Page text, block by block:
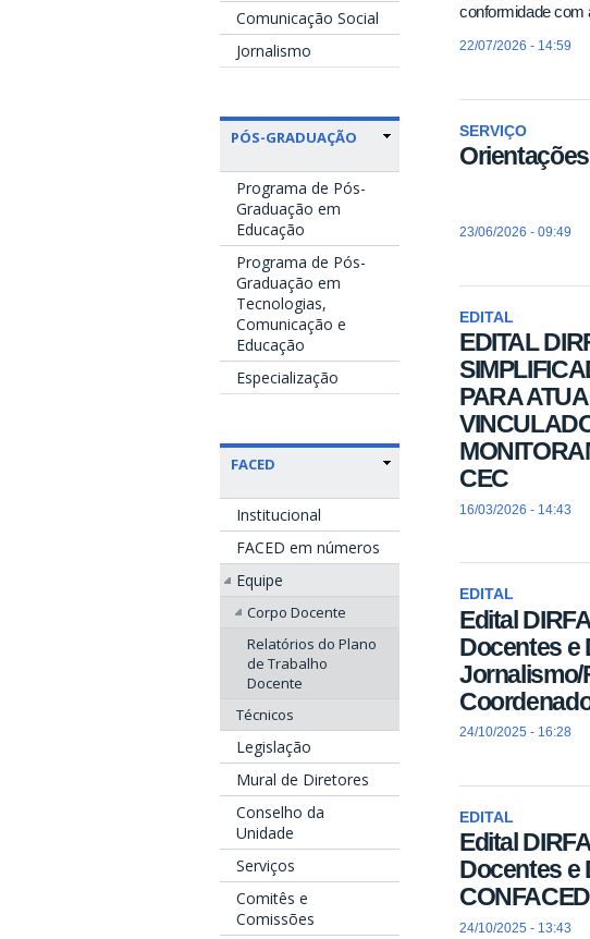
Comunicação Social
Jornalismo
PÓS-GRADUAÇÃO
Programa de Pós-
Graduação em
Educação
Programa de Pós-
Graduação em
Tecnologias,
Comunicação e
Educação
Especialização
FACED
Institucional
FACED em números
Equipe
Corpo Docente
Relatórios do Plano
de Trabalho
Docente
Técnicos
Legislação
Mural de Diretores
Conselho da
Unidade
Serviços
Comitês e
Comissões
conformidade com
22/07/2026 - 14:59
SERVIÇO
23/06/2026 - 09:49
EDITAL
EDITAL
PARA
CEC
16/03/2026 - 14:43
EDITAL
Edital
Docentes e
Jornalismo/
24/10/2025 - 16:28
EDITAL
Edital
Docentes e
24/10/2025 - 13:43